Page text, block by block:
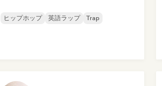
ヒップホップ 英語ラップ Trap